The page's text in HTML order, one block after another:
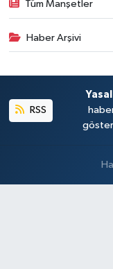
Tüm Manşetler
Haber Arşivi
RSS